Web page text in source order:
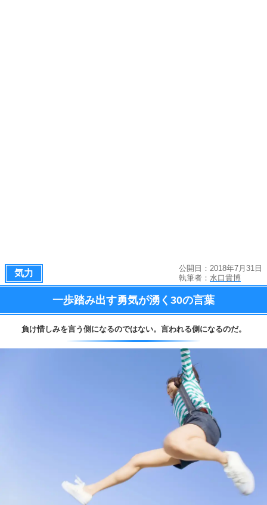
気力
公開日：2018年7月31日
執筆者： 水口貴博
一歩踏み出す勇気が湧く 30の言葉
負け惜しみを言う側になるのではない。 言われる側になるのだ。